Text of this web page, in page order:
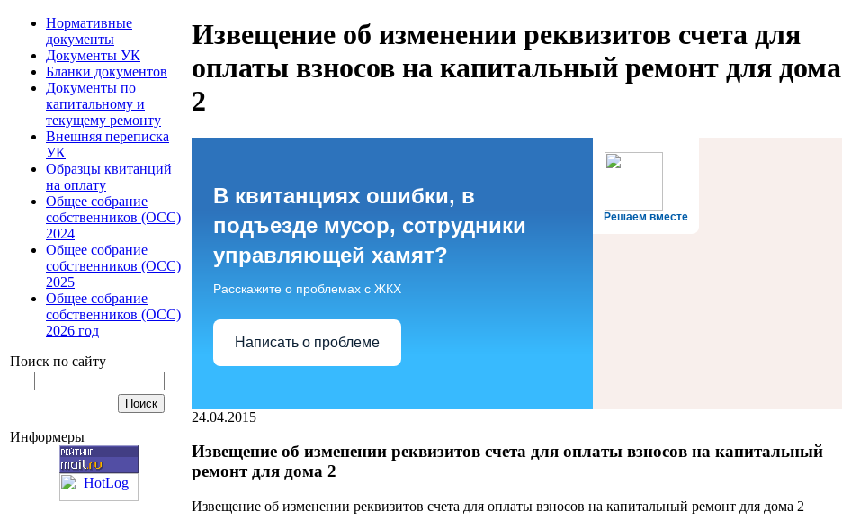
Нормативные
документы
Документы УК
Бланки документов
Документы по
капитальному и
текущему ремонту
Внешняя переписка
УК
Образцы квитанций
на оплату
Общее собрание
собственников (ОСС)
2024
Общее собрание
собственников (ОСС)
2025
Общее собрание
собственников (ОСС)
2026 год
Поиск по сайту
Информеры
Извещение об изменении реквизитов счета для
оплаты взносов на капитальный ремонт для дома
2
Решаем вместе
В квитанциях ошибки, в
подъезде мусор, сотрудники
управляющей хамят?
Расскажите о проблемах с ЖКХ
Написать о проблеме
24.04.2015
Извещение об изменении реквизитов счета для оплаты взносов на капитальный
ремонт для дома 2
Извещение об изменении реквизитов счета для оплаты взносов на капитальный ремонт для дома 2